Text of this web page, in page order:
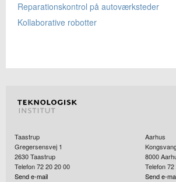
Reparationskontrol på autoværksteder
Kollaborative robotter
Taastrup
Gregersensvej 1
2630Taastrup
Telefon 72 20 20 00
Send e-mail
Aarhus
8000
Telefon
Send e-